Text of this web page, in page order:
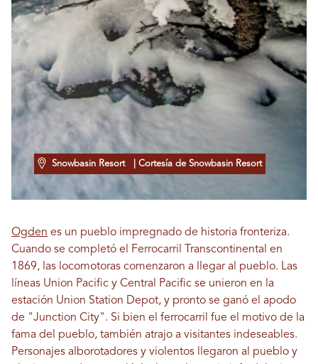
Snowbasin Resort | Cortesía de Snowbasin Resort
Ogden es un pueblo impregnado de historia fronteriza.
Cuando se completó el Ferrocarril Transcontinental en
1869, las locomotoras comenzaron a llegar al pueblo. Las
líneas Union Pacific y Central Pacific se unieron en la
estación Union Station Depot, y pronto se ganó el apodo
de "Junction City". Si bien el ferrocarril fue el motivo de la
fama del pueblo, también atrajo a visitantes indeseables.
Personajes alborotadores y violentos llegaron al pueblo y